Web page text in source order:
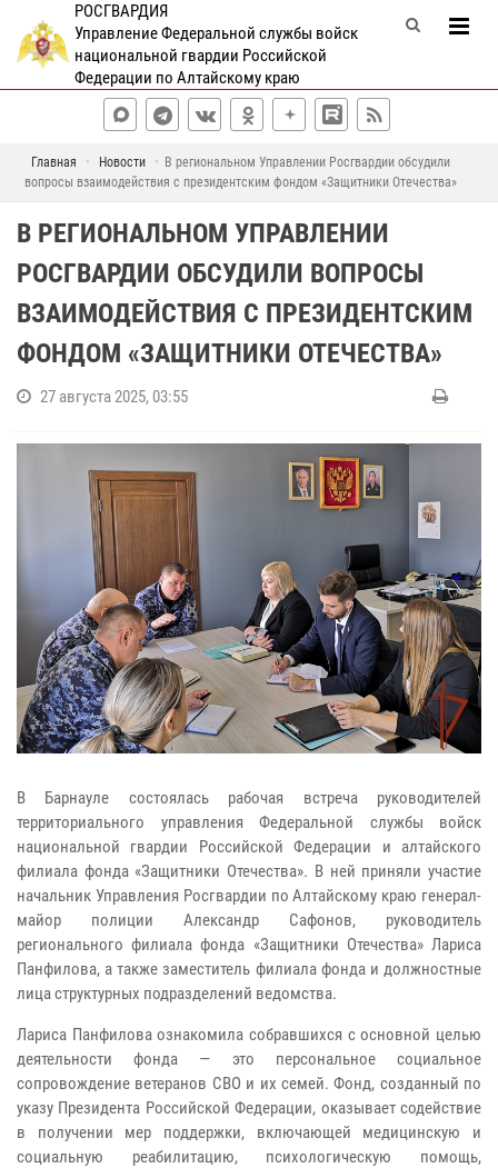
РОСГВАРДИЯ
Управление Федеральной службы войск
национальной гвардии Российской
Федерации по Алтайскому краю
Главная Новости
В региональном Управлении Росгвардии обсудили
вопросы взаимодействия с президентским фондом «Защитники Отечества»
В РЕГИОНАЛЬНОМ УПРАВЛЕНИИ
РОСГВАРДИИ ОБСУДИЛИ ВОПРОСЫ
ВЗАИМОДЕЙСТВИЯ С ПРЕЗИДЕНТСКИМ
ФОНДОМ «ЗАЩИТНИКИ ОТЕЧЕСТВА»
27 августа 2025, 03:55
В Барнауле состоялась рабочая встреча руководителей
территориального управления Федеральной службы войск
национальной гвардии Российской Федерации и алтайского
филиала фонда «Защитники Отечества». В ней приняли участие
начальник Управления Росгвардии по Алтайскому краю генерал-
майор полиции Александр Сафонов, руководитель
регионального филиала фонда «Защитники Отечества» Лариса
Панфилова, а также заместитель филиала фонда и должностные
лица структурных подразделений ведомства.
Лариса Панфилова ознакомила собравшихся с основной целью
деятельности фонда — это персональное социальное
сопровождение ветеранов СВО и их семей. Фонд, созданный по
указу Президента Российской Федерации, оказывает содействие
в получении мер поддержки, включающей медицинскую и
социальную реабилитацию, психологическую помощь,